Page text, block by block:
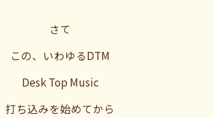
さて
この、いわゆるDTM
Desk Top Music
打ち込みを始めてから